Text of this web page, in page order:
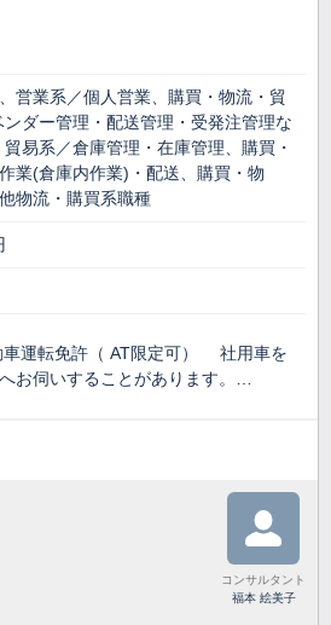
営業系／個人営業、購買・物流・貿
ダー管理・配送管理・受発注管理な
易系／倉庫管理・在庫管理、購買・
業(倉庫内作業)・配送、購買・物
物流・購買系職種
車運転免許（ AT限定可） 社用車を
お伺いすることがあります。…
コンサルタント
福本 絵美子